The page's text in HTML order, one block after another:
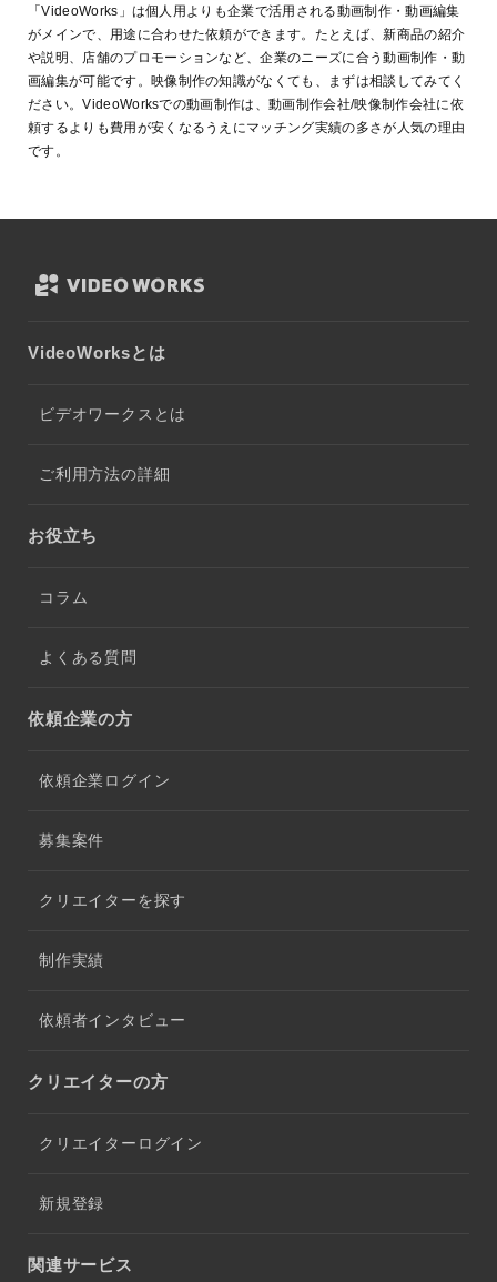
「VideoWorks」は個人用よりも企業で活用される動画制作・動画編集
がメインで、用途に合わせた依頼ができます。たとえば、新商品の紹介
や説明、店舗のプロモーションなど、企業のニーズに合う動画制作・動
画編集が可能です。映像制作の知識がなくても、まずは相談してみてく
ださい。VideoWorksでの動画制作は、動画制作会社/映像制作会社に依
頼するよりも費用が安くなるうえにマッチング実績の多さが人気の理由
です。
VideoWorksとは
ビデオワークスとは
ご利用方法の詳細
お役立ち
コラム
よくある質問
依頼企業の方
依頼企業ログイン
募集案件
クリエイターを探す
制作実績
依頼者インタビュー
クリエイターの方
クリエイターログイン
新規登録
関連サービス